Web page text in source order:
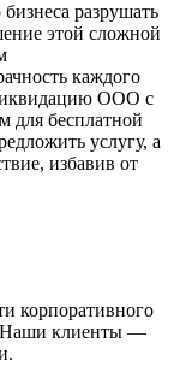
разрушать
этой сложной
каждого
ООО с
для бесплатной
услугу, а
избавив от
корпоративного
Наши клиенты —